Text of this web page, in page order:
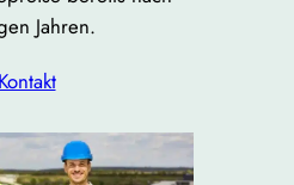
Jahren.
Kontakt